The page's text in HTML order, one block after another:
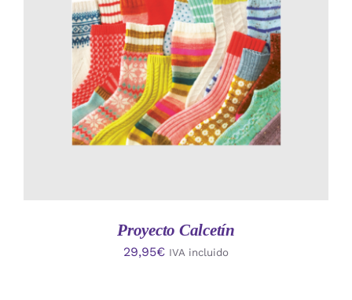
AÑADIR AL CARRITO
/
DETALLES
Proyecto Calcetín
29,95€ IVA incluido